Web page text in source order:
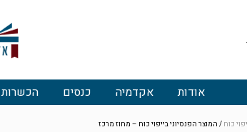
אודות אקדמיה כנסים הכשרות
כוח / המוצר הפנסיוני בייפוי כוח – מחוז מרכז